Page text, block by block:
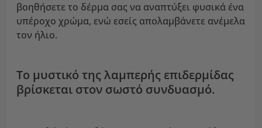
βοηθήσετε το δέρμα σας να αναπτύξει φυσικά ένα
υπέροχο χρώμα, ενώ εσείς απολαμβάνετε ανέμελα
τον ήλιο.
Το μυστικό της λαμπερής επιδερμίδας
βρίσκεται στον σωστό συνδυασμό.